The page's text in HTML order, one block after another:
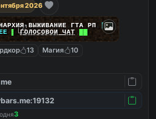
2026
ВЫЖИВАНИЕ ГТА РП |||
▌ГОЛОСОВОЙ ЧАТ
13 Магия
10
3